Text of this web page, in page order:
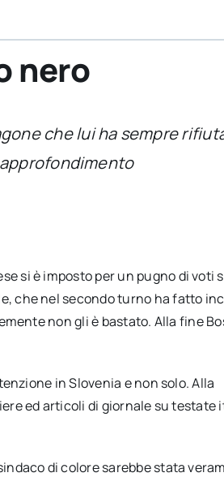
nero
che lui ha sempre
si è imposto per un pugno di voti
che nel secondo turno ha fatto
non gli è bastato. Alla fine
in Slovenia e non solo. Alla
ed articoli di giornale su testate
di colore sarebbe stata